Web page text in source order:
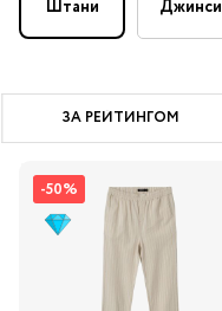
Штани Джинси
ЗА РЕЙТИНГОМ
-50%